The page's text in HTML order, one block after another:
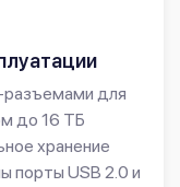
разъемами для
до 16 ТБ
хранение
порты USB 2.0 и